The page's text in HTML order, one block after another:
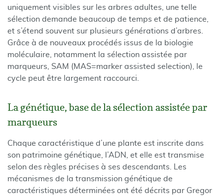
uniquement visibles sur les arbres adultes, une telle
sélection demande beaucoup de temps et de patience,
et s’étend souvent sur plusieurs générations d’arbres.
Grâce à de nouveaux procédés issus de la biologie
moléculaire, notamment la sélection assistée par
marqueurs, SAM (MAS=marker assisted selection), le
cycle peut être largement raccourci.
La génétique, base de la sélection assistée par
marqueurs
Chaque caractéristique d’une plante est inscrite dans
son patrimoine génétique, l’ADN, et elle est transmise
selon des règles précises à ses descendants. Les
mécanismes de la transmission génétique de
caractéristiques déterminées ont été décrits par Gregor